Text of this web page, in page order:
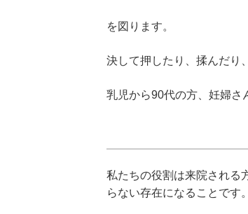
を図ります。
決して押したり、揉んだり
乳児から90代の方、妊婦さ
私たちの役割は来院される
らない存在になることです。